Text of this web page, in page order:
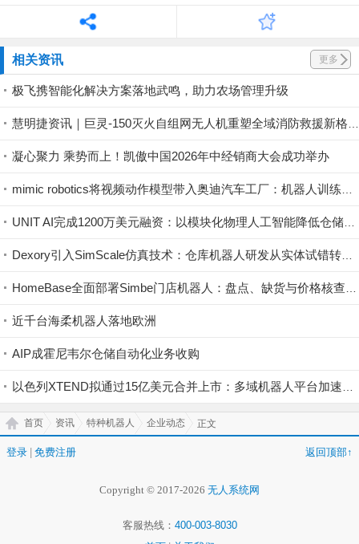
相关资讯 更多
极飞携智能化解决方案落地武鸣，助力农场管理升级
凝心聚力 乘势而上！凯傲中国2026年中经销商大会成功举办
近千台海柔机器人落地欧洲
AIP成霍尼韦尔仓储自动化业务收购
首页 资讯 特种机器人 企业动态 正文
登录 | 免费注册 返回顶部↑
Copyright © 2017-2026 无人系统网
客服热线： 400-003-8030